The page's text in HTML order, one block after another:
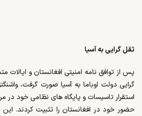
ثقل گرایی به آسیا
پس از توافق نامه امنیتی افغانستان و
گرایی دولت اوباما به آسیا صورت گرفت،
استقرار تاسیسات و پایگاه های نظامی خود در
حضور خود در افغانستان را تثبیت کردند.